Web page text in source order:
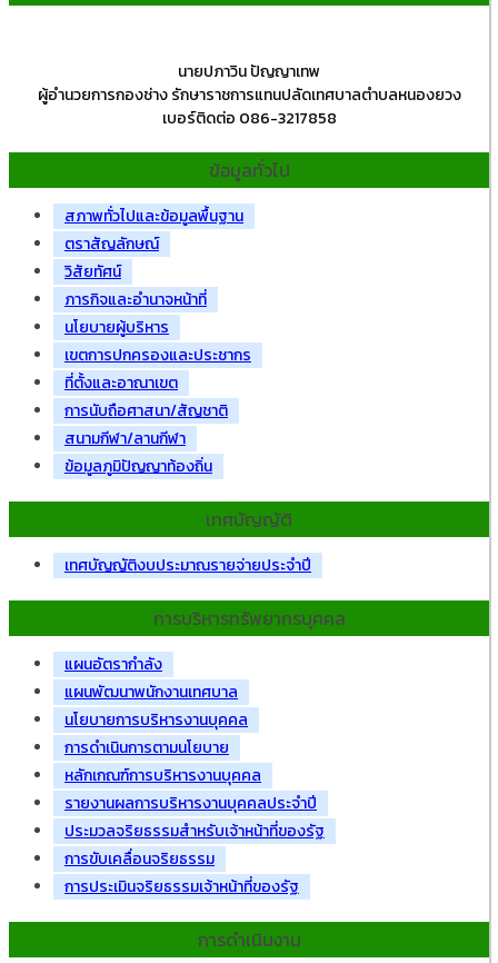
นายปภาวิน ปัญญาเทพ
ผู้อำนวยการกองช่าง รักษาราชการแทนปลัดเทศบาลตำบลหนองยวง
เบอร์ติดต่อ 086-3217858
ข้อมูลทั่วไป
สภาพทั่วไปและข้อมูลพื้นฐาน
ตราสัญลักษณ์
วิสัยทัศน์
ภารกิจและอำนาจหน้าที่
นโยบายผู้บริหาร
เขตการปกครองและประชากร
ที่ตั้งและอาณาเขต
การนับถือศาสนา/สัญชาติ
สนามกีฬา/ลานกีฬา
ข้อมูลภูมิปัญญาท้องถิ่น
เทศบัญญัติ
เทศบัญญัติงบประมาณรายจ่ายประจำปี
การบริหารทรัพยากรบุคคล
แผนอัตรากำลัง
แผนพัฒนาพนักงานเทศบาล
นโยบายการบริหารงานบุคคล
การดำเนินการตามนโยบาย
หลักเกณฑ์การบริหารงานบุคคล
รายงานผลการบริหารงานบุคคลประจำปี
ประมวลจริยธรรมสำหรับเจ้าหน้าที่ของรัฐ
การขับเคลื่อนจริยธรรม
การประเมินจริยธรรมเจ้าหน้าที่ของรัฐ
การดำเนินงาน